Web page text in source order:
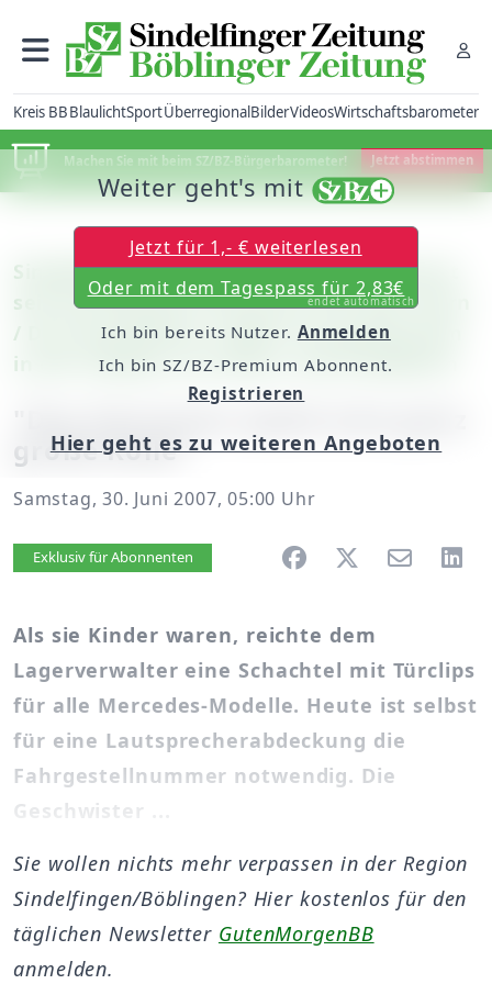
Kreis BBBlaulichtSportÜberregionalBilderVideosWirtschaftsbarometer
Machen Sie mit beim SZ/BZ-Bürgerbarometer! Jetzt abstimmen
Sindelfingen: Auto-Dienst Pflieger betreut
seit fast 60 Jahren die Autos mit dem Stern
/ Drei Geschwister stellen sich gemeinsam
in die Tradition von Eltern und Großeltern
große Rolle"
Samstag, 30. Juni 2007, 05:00 Uhr
Artikel vorlesen
Exklusiv für Abonnenten
Als sie Kinder waren, reichte dem
Lagerverwalter eine Schachtel mit Türclips
für alle Mercedes-Modelle. Heute ist selbst
für eine Lautsprecherabdeckung die
Fahrgestellnummer notwendig. Die
Geschwister ...
Weiter geht's mit
Jetzt für 1,- € weiterlesen
Oder mit dem Tagespass für 2,83€
endet automatisch
Ich bin bereits Nutzer. Anmelden
Ich bin SZ/BZ-Premium Abonnent.
Registrieren
Hier geht es zu weiteren Angeboten
Sie wollen nichts mehr verpassen in der Region
Sindelfingen/Böblingen? Hier kostenlos für den
täglichen Newsletter GutenMorgenBB
anmelden.